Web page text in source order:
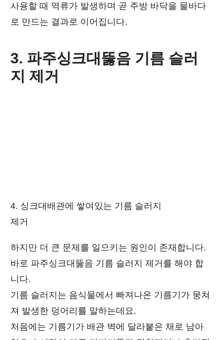
사용할 때 역류가 발생하며 곧 주방 바닥을 물바다
로 만드는 결과로 이어집니다.
3. 파주싱크대뚫음 기름 슬러
지 제거
4. 싱크대배관에 쌓여있는 기름 슬러지
제거
하지만 더 큰 문제를 일으키는 원인이 존재합니다.
바로 파주싱크대뚫음 기름 슬러지 제거를 해야 합
니다.
기름 슬러지는 음식물에서 빠져나온 기름기가 뭉쳐
져 발생한 덩어리를 말하는데요.
처음에는 기름기가 배관 벽에 달라붙은 채로 남아